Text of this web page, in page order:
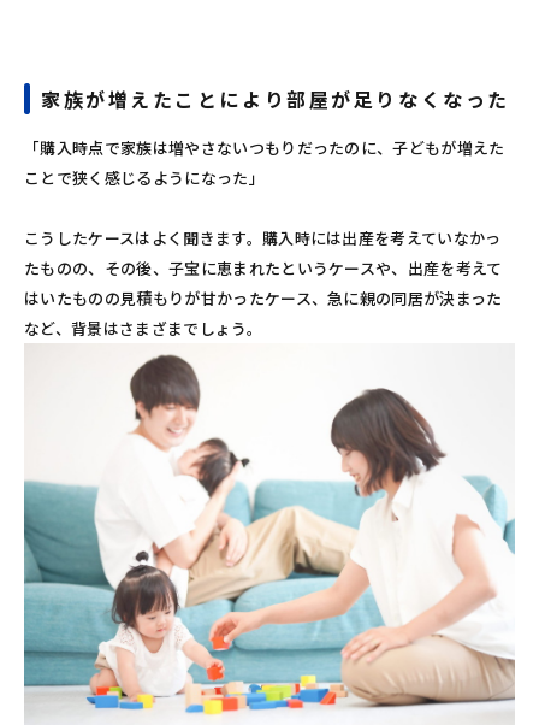
家族が増えたことにより部屋が足りなくなった
「購入時点で家族は増やさないつもりだったのに、子どもが増えた
ことで狭く感じるようになった」
こうしたケースはよく聞きます。購入時には出産を考えていなかっ
たものの、その後、子宝に恵まれたというケースや、出産を考えて
はいたものの見積もりが甘かったケース、急に親の同居が決まった
など、背景はさまざまでしょう。